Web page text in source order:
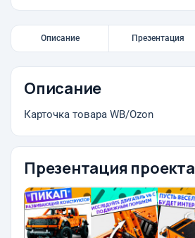
Описание Презентация
Описание
Карточка товара WB/Ozon
Презентация проекта